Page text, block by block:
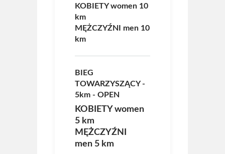
KOBIETYwomen 10
km
MĘŻCZYŹNI men 10
km
BIEG
TOWARZYSZĄCY -
5km - OPEN
KOBIETY women
5 km
MĘŻCZYŹNI
men 5 km